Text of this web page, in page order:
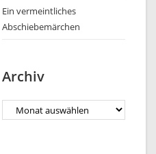
Ein vermeintliches
Abschiebemärchen
Archiv